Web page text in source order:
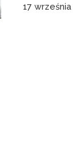
17 września